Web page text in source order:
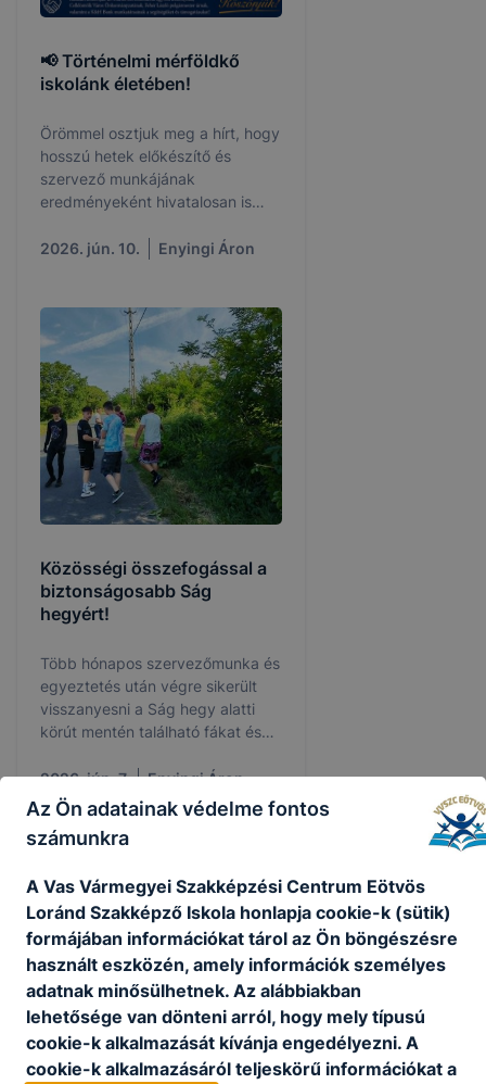
📢 Történelmi mérföldkő
iskolánk életében!
Örömmel osztjuk meg a hírt, hogy
hosszú hetek előkészítő és
szervező munkájának
eredményeként hivatalosan is
Szakképzéséért Alapítvány
2026. jún. 10. Enyingi Áron
Közösségi összefogással a
biztonságosabb Ság
hegyért!
Több hónapos szervezőmunka és
egyeztetés után végre sikerült
visszanyesni a Ság hegy alatti
körút mentén található fákat és
növényzet már annyira benőtte
az útszakasz egyes részeit, hogy
jelentősen korlátozta a
beláthatóságot, ami komoly
közlekedők számára.
2026. jún. 7. Enyingi Áron
Az Ön adatainak védelme fontos
számunkra
A Vas Vármegyei Szakképzési Centrum Eötvös
Loránd Szakképző Iskola honlapja cookie-k (sütik)
formájában információkat tárol az Ön böngészésre
használt eszközén, amely információk személyes
adatnak minősülhetnek. Az alábbiakban
lehetősége van dönteni arról, hogy mely típusú
cookie-k alkalmazását kívánja engedélyezni. A
cookie-k alkalmazásáról teljeskörű információkat a